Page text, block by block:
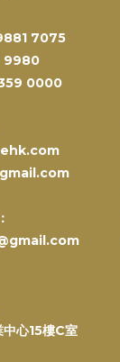
7075
9980
0000
心15樓C室